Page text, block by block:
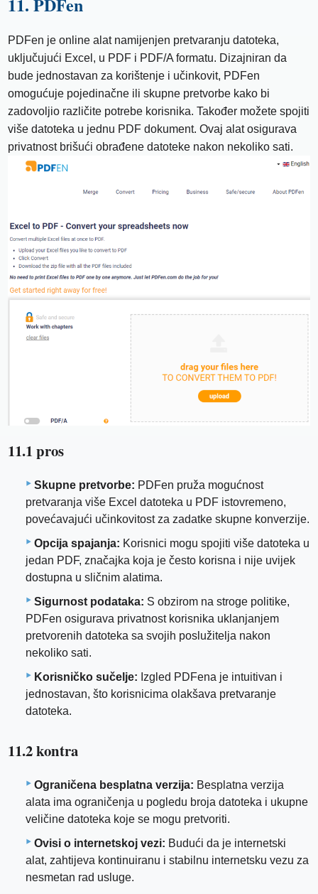
PDFen je online alat namijenjen pretvaranju datoteka,
uključujući Excel, u PDF i PDF/A formatu. Dizajniran da
bude jednostavan za korištenje i učinkovit, PDFen
omogućuje pojedinačne ili skupne pretvorbe kako bi
zadovoljio različite potrebe korisnika. Također možete spojiti
više datoteka u jednu PDF dokument. Ovaj alat osigurava
privatnost brišući obrađene datoteke nakon nekoliko sati.
11.1 pros
Skupne pretvorbe: PDFen pruža mogućnost
pretvaranja više Excel datoteka u PDF istovremeno,
povećavajući učinkovitost za zadatke skupne konverzije.
Opcija spajanja: Korisnici mogu spojiti više datoteka u
jedan PDF, značajka koja je često korisna i nije uvijek
dostupna u sličnim alatima.
Sigurnost podataka: S obzirom na stroge politike,
PDFen osigurava privatnost korisnika uklanjanjem
pretvorenih datoteka sa svojih poslužitelja nakon
nekoliko sati.
Korisničko sučelje: Izgled PDFena je intuitivan i
jednostavan, što korisnicima olakšava pretvaranje
datoteka.
11.2 kontra
Ograničena besplatna verzija: Besplatna verzija
alata ima ograničenja u pogledu broja datoteka i ukupne
veličine datoteka koje se mogu pretvoriti.
Ovisi o internetskoj vezi: Budući da je internetski
alat, zahtijeva kontinuiranu i stabilnu internetsku vezu za
nesmetan rad usluge.